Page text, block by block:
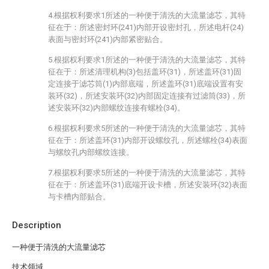
Description
一种便于清洗的大流量滤芯
技术领域
4.根据权利要求1所述的一种便于清洗的大流量滤芯，其特
征在于：所述密封环(241)内部开设密封孔，所述电杆(24)
表面与密封环(241)内部紧密贴合。
5.根据权利要求1所述的一种便于清洗的大流量滤芯，其特
征在于：所述清理机构(3)包括盖环(31)，所述盖环(31)固
定连接于滤芯筒(1)内部底端，所述盖环(31)底端设置有安
装环(32)，所述安装环(32)内部固定连接有过滤筒(33)，所
述安装环(32)内部螺纹连接有螺栓(34)。
6.根据权利要求5所述的一种便于清洗的大流量滤芯，其特
征在于：所述盖环(31)内部开设螺纹孔，所述螺栓(34)表面
与螺纹孔内部螺纹连接。
7.根据权利要求5所述的一种便于清洗的大流量滤芯，其特
征在于：所述盖环(31)底端开设卡槽，所述安装环(32)表面
与卡槽内部贴合。